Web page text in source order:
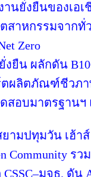
ยั่งยืนของเอเชี
สาหกรรมจาก
Zero
งยืน ผลักดัน
ตผลิตภัณฑ์ชีวภา
สอบมาตรฐานฯ
ามปทุมวัน เฮ้าส์
Community ร
มจธ. ดัน